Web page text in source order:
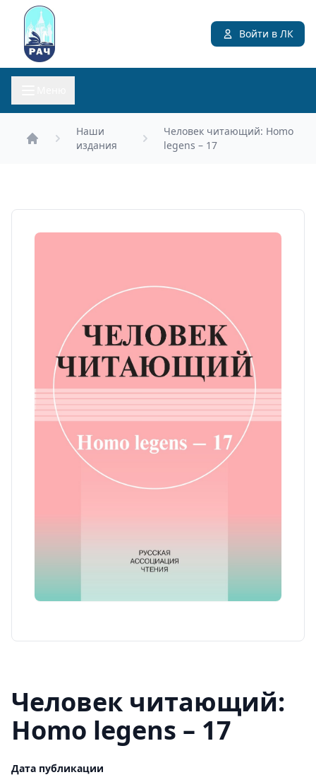
Войти в ЛК
Наши
издания
Человек читающий: Homo
legens – 17
Человек читающий:
Homo legens – 17
Дата публикации